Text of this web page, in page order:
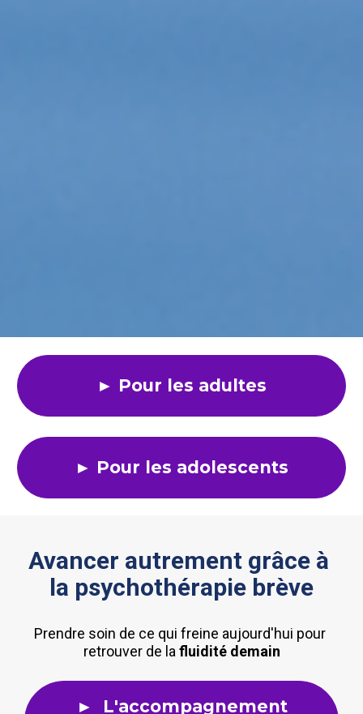
► Pour les adultes
► Pour les adolescents
Avancer autrement grâce à
la psychothérapie brève
Prendre soin de ce qui freine aujourd'hui pour
retrouver de la fluidité demain
► L'accompagnement